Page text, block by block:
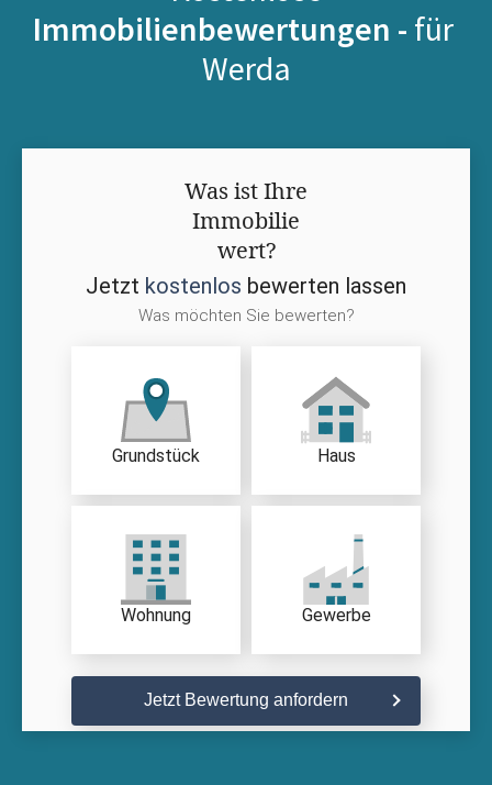
Immobilienbewertungen - für
Werda
Was ist Ihre
Immobilie
wert?
Jetzt kostenlos bewerten lassen
Was möchten Sie bewerten?
Grundstück Haus
Wohnung Gewerbe
Jetzt Bewertung anfordern